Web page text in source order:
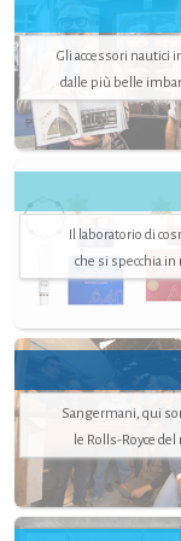
Gli accessori nautici
dalle più belle
Il laboratorio di
che si specchia in
Sangermani, qui
le Rolls-Royce del